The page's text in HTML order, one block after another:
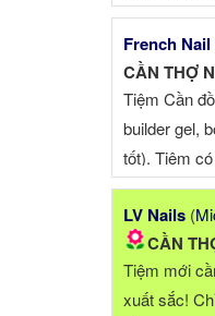
+ dip
cheap,
!!! You will
French
CẦN THỢ
Tiệm Cần
builder gel,
tốt). Tiệm
LV Nails (
CẦN
Tiệm mới
xuất sắc!